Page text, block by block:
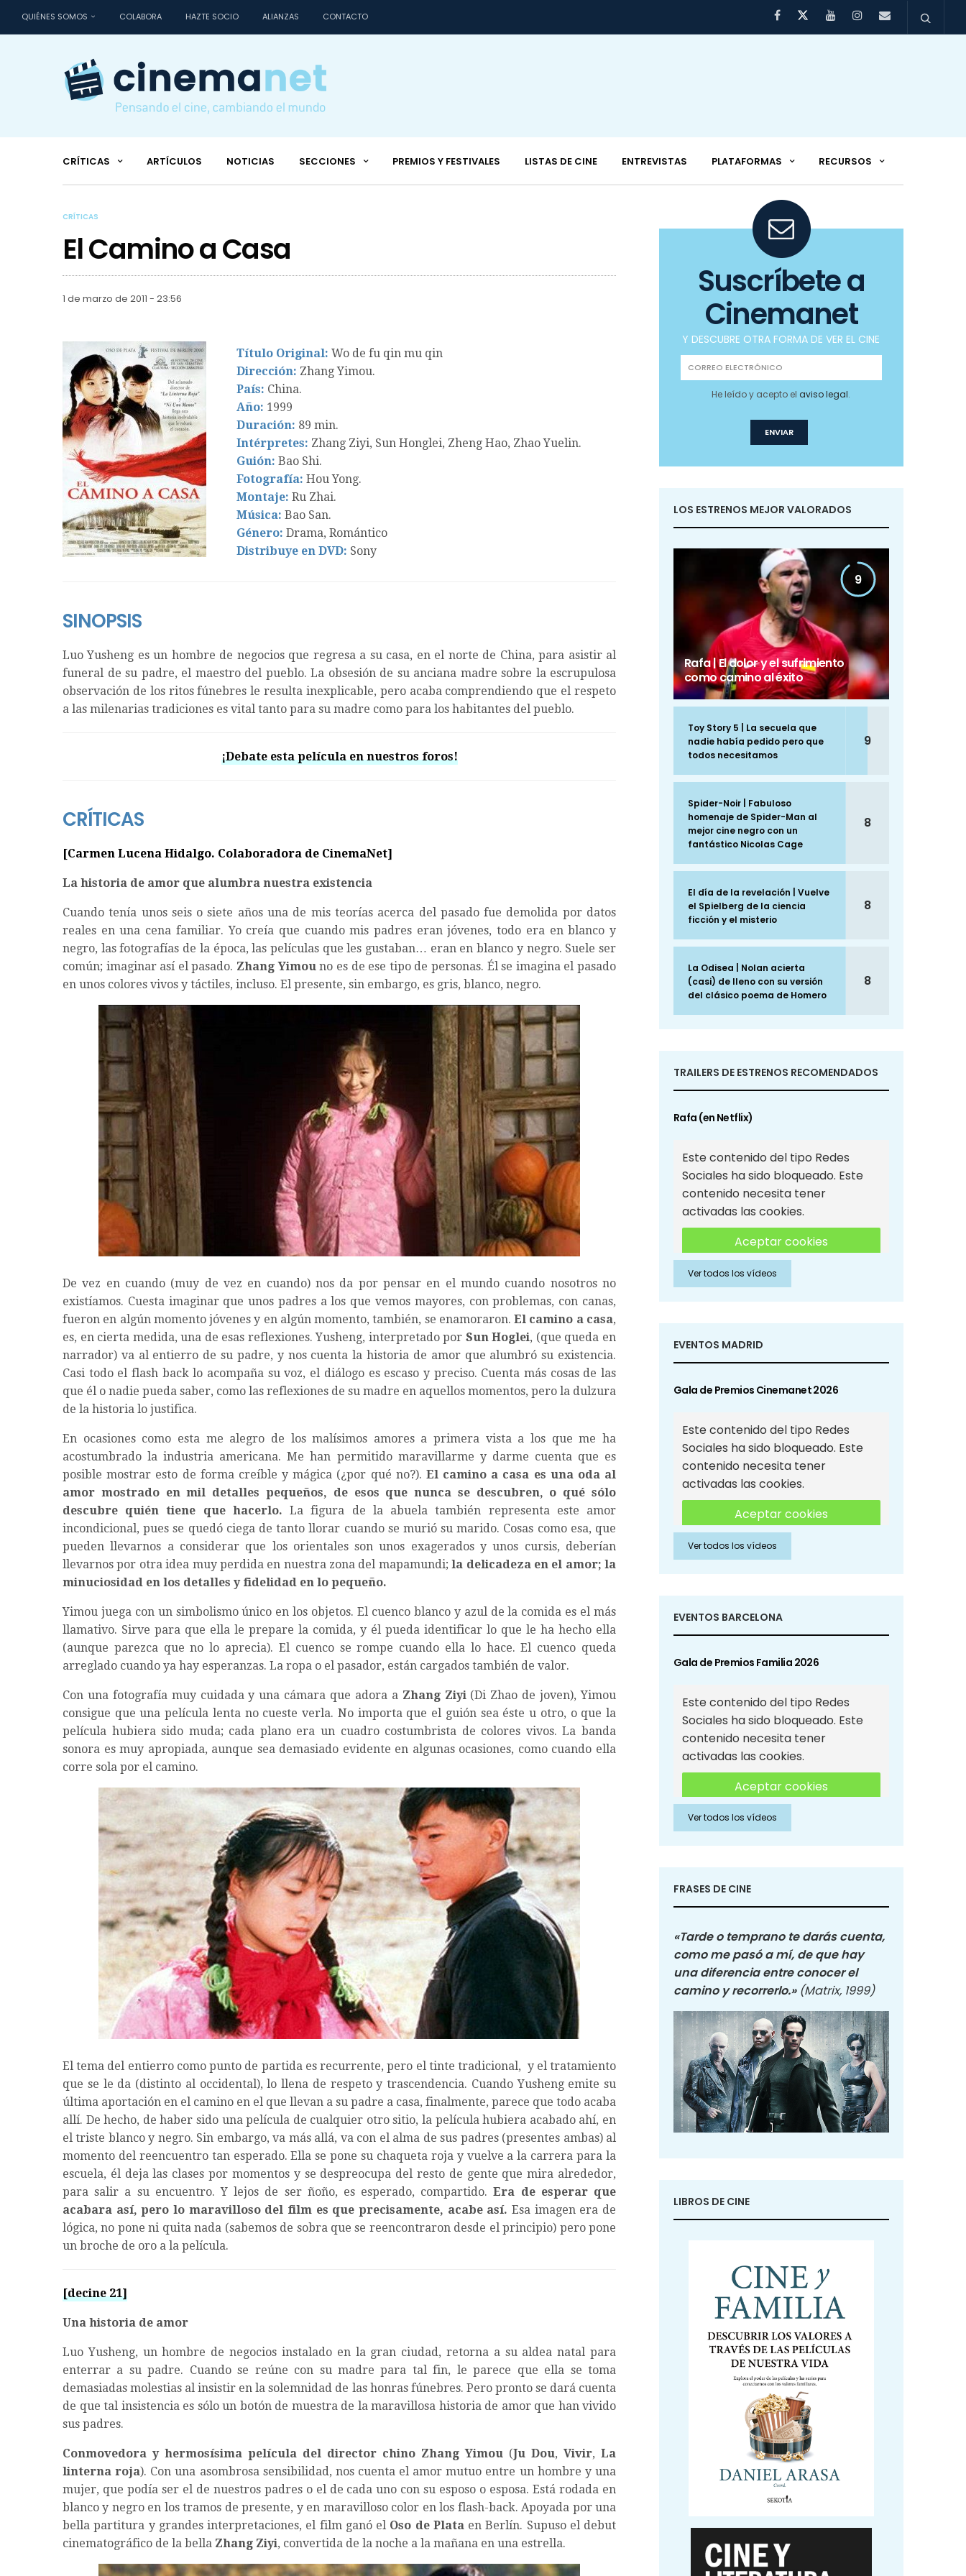
QUIÉNES SOMOS COLABORA HAZTE SOCIO ALIANZAS CONTACTO
CRÍTICAS ARTÍCULOS NOTICIAS SECCIONES PREMIOS Y FESTIVALES LISTAS DE CINE ENTREVISTAS PLATAFORMAS RECURSOS
CRÍTICAS
El Camino a Casa
1 de marzo de 2011 - 23:56
Título Original: Wo de fu qin mu qin
Dirección: Zhang Yimou.
País: China.
Año: 1999
Duración: 89 min.
Intérpretes: Zhang Ziyi, Sun Honglei, Zheng Hao, Zhao Yuelin.
Guión: Bao Shi.
Fotografía: Hou Yong.
Montaje: Ru Zhai.
Música: Bao San.
Género: Drama, Romántico
Distribuye en DVD: Sony
SINOPSIS
Luo Yusheng es un hombre de negocios que regresa a su casa, en el norte de China, para asistir al
funeral de su padre, el maestro del pueblo. La obsesión de su anciana madre sobre la escrupulosa
observación de los ritos fúnebres le resulta inexplicable, pero acaba comprendiendo que el respeto
a las milenarias tradiciones es vital tanto para su madre como para los habitantes del pueblo.
¡Debate esta película en nuestros foros!
CRÍTICAS
[Carmen Lucena Hidalgo. Colaboradora de CinemaNet]
La historia de amor que alumbra nuestra existencia
Cuando tenía unos seis o siete años una de mis teorías acerca del pasado fue demolida por datos
reales en una cena familiar. Yo creía que cuando mis padres eran jóvenes, todo era en blanco y
negro, las fotografías de la época, las películas que les gustaban… eran en blanco y negro. Suele ser
común; imaginar así el pasado. Zhang Yimouno es de ese tipo de personas. Él se imagina el pasado
en unos colores vivos y táctiles, incluso. El presente, sin embargo, es gris, blanco, negro.
De vez en cuando (muy de vez en cuando) nos da por pensar en el mundo cuando nosotros no
existíamos. Cuesta imaginar que unos padres a los que vemos mayores, con problemas, con canas,
fueron en algún momento jóvenes y en algún momento, también, se enamoraron.El camino a casa,
es, en cierta medida, una de esas reflexiones. Yusheng, interpretado por Sun Hoglei, (que queda en
narrador) va al entierro de su padre, y nos cuenta la historia de amor que alumbró su existencia.
Casi todo el flash back lo acompaña su voz, el diálogo es escaso y preciso. Cuenta más cosas de las
que él o nadie pueda saber, como las reflexiones de su madre en aquellos momentos, pero la dulzura
de la historia lo justifica.
En ocasiones como esta me alegro de los malísimos amores a primera vista a los que me ha
acostumbrado la industria americana. Me han permitido maravillarme y darme cuenta que es
posible mostrar esto de forma creíble y mágica (¿por qué no?). El camino a casa es una oda al
amor mostrado en mil detalles pequeños, de esos que nunca se descubren, o qué sólo
descubre quién tiene que hacerlo. La figura de la abuela también representa este amor
incondicional, pues se quedó ciega de tanto llorar cuando se murió su marido. Cosas como esa, que
pueden llevarnos a considerar que los orientales son unos exagerados y unos cursis, deberían
llevarnos por otra idea muy perdida en nuestra zona del mapamundi;la delicadeza en el amor; la
minuciosidad en los detalles y fidelidad en lo pequeño.
Yimou juega con un simbolismo único en los objetos. El cuenco blanco y azul de la comida es el más
llamativo. Sirve para que ella le prepare la comida, y él pueda identificar lo que le ha hecho ella
(aunque parezca que no lo aprecia). El cuenco se rompe cuando ella lo hace. El cuenco queda
arreglado cuando ya hay esperanzas. La ropa o el pasador, están cargados también de valor.
Con una fotografía muy cuidada y una cámara que adora a Zhang Ziyi (Di Zhao de joven), Yimou
consigue que una película lenta no cueste verla. No importa que el guión sea éste u otro, o que la
película hubiera sido muda; cada plano era un cuadro costumbrista de colores vivos. La banda
sonora es muy apropiada, aunque sea demasiado evidente en algunas ocasiones, como cuando ella
corre sola por el camino.
El tema del entierro como punto de partida es recurrente, pero el tinte tradicional, y el tratamiento
que se le da (distinto al occidental), lo llena de respeto y trascendencia. Cuando Yusheng emite su
última aportación en el camino en el que llevan a su padre a casa, finalmente, parece que todo acaba
allí. De hecho, de haber sido una película de cualquier otro sitio, la película hubiera acabado ahí, en
el triste blanco y negro. Sin embargo, va más allá, va con el alma de sus padres (presentes ambas) al
momento del reencuentro tan esperado. Ella se pone su chaqueta roja y vuelve a la carrera para la
escuela, él deja las clases por momentos y se despreocupa del resto de gente que mira alrededor,
para salir a su encuentro. Y lejos de ser ñoño, es esperado, compartido.Era de esperar que
acabara así, pero lo maravilloso del film es que precisamente, acabe así. Esa imagen era de
lógica, no pone ni quita nada (sabemos de sobra que se reencontraron desde el principio) pero pone
un broche de oro a la película.
[decine 21]
Una historia de amor
Luo Yusheng, un hombre de negocios instalado en la gran ciudad, retorna a su aldea natal para
enterrar a su padre. Cuando se reúne con su madre para tal fin, le parece que ella se toma
demasiadas molestias al insistir en la solemnidad de las honras fúnebres. Pero pronto se dará cuenta
de que tal insistencia es sólo un botón de muestra de la maravillosa historia de amor que han vivido
sus padres.
Conmovedora y hermosísima película del director chino Zhang Yimou (Ju Dou, Vivir, La
linterna roja). Con una asombrosa sensibilidad, nos cuenta el amor mutuo entre un hombre y una
mujer, que podía ser el de nuestros padres o el de cada uno con su esposo o esposa. Está rodada en
blanco y negro en los tramos de presente, y en maravilloso color en los flash-back. Apoyada por una
bella partitura y grandes interpretaciones, el film ganó el Oso de Plata en Berlín. Supuso el debut
cinematográfico de la bella Zhang Ziyi, convertida de la noche a la mañana en una estrella.
Suscríbete a
Cinemanet
Y DESCUBRE OTRA FORMA DE VER EL CINE
He leído y acepto elaviso legal.
LOS ESTRENOS MEJOR VALORADOS
9
Rafa | El dolor y el sufrimiento
como camino al éxito
Toy Story 5 | La secuela que
nadie había pedido pero que
todos necesitamos
9
Spider-Noir | Fabuloso
homenaje de Spider-Man al
mejor cine negro con un
fantástico Nicolas Cage
8
El día de la revelación | Vuelve
el Spielberg de la ciencia
ficción y el misterio
8
La Odisea | Nolan acierta
(casi) de lleno con su versión
del clásico poema de Homero
8
TRAILERS DE ESTRENOS RECOMENDADOS
Rafa (en Netflix)
Este contenido del tipo Redes
Sociales ha sido bloqueado. Este
contenido necesita tener
activadas las cookies.
Aceptar cookies
Aceptar cookies de Redes
Sociales
Ver todos los vídeos
EVENTOS MADRID
Gala de Premios Cinemanet 2026
Este contenido del tipo Redes
Sociales ha sido bloqueado. Este
contenido necesita tener
activadas las cookies.
Aceptar cookies
Aceptar cookies de Redes
Sociales
Ver todos los vídeos
EVENTOS BARCELONA
Gala de Premios Familia 2026
Este contenido del tipo Redes
Sociales ha sido bloqueado. Este
contenido necesita tener
activadas las cookies.
Aceptar cookies
Aceptar cookies de Redes
Sociales
Ver todos los vídeos
FRASES DE CINE
«Tarde o temprano te darás cuenta,
como me pasó a mí, de que hay
una diferencia entre conocer el
camino y recorrerlo.» (Matrix, 1999)
LIBROS DE CINE